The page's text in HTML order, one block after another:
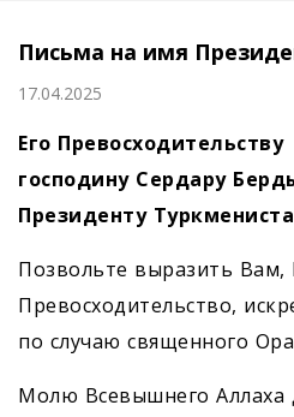
Письма на имя
17.04.2025
Его Превосходительству
господину Сердару
Президенту
Позвольте выразить Вам,
Превосходительство,
по случаю священного
Молю Всевышнего Аллаха